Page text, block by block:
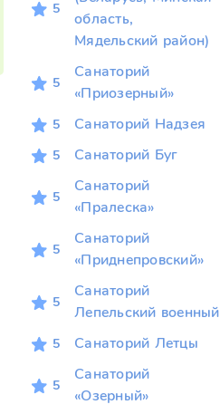
5
область,
Мядельский район)
5
Санаторий
«Приозерный»
5 Санаторий Надзея
5 Санаторий Буг
5
Санаторий
«Пралеска»
5
Санаторий
«Приднепровский»
5
Санаторий
Лепельский военный
5 Санаторий Летцы
5
Санаторий
«Озерный»